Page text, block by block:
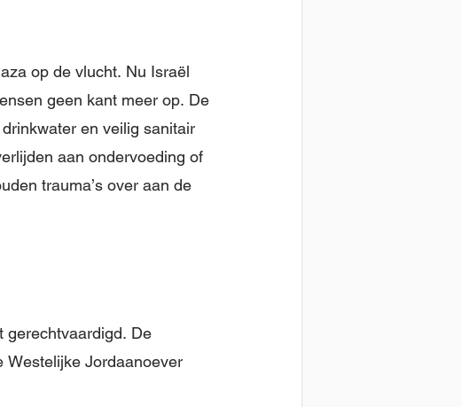
op de vlucht. Nu Israël
geen kant meer op. De
en veilig sanitair
aan ondervoeding of
trauma’s over aan de
gerechtvaardigd. De
Westelijke Jordaanoever